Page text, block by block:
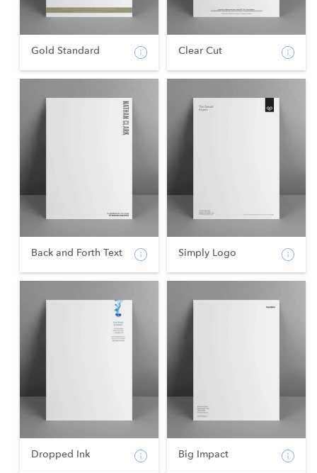
Gold Standard Clear Cut
Back and Forth Text Simply Logo
Dropped Ink Big Impact